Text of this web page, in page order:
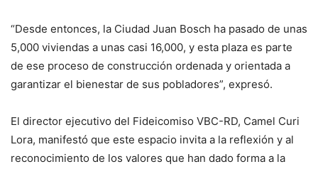
“Desde entonces, la Ciudad Juan Bosch ha pasado de unas
5,000 viviendas a unas casi 16,000, y esta plaza es parte
de ese proceso de construcción ordenada y orientada a
garantizar el bienestar de sus pobladores”, expresó.
El director ejecutivo del Fideicomiso VBC-RD, Camel Curi
Lora, manifestó que este espacio invita a la reflexión y al
reconocimiento de los valores que han dado forma a la